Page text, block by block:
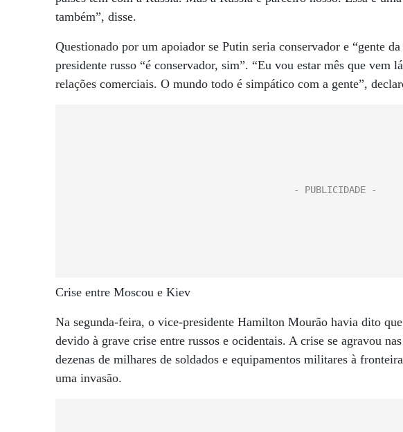
também”, disse.
Questionado por um apoiador se Putin seria conservador e “gente
presidente russo “é conservador, sim”. “Eu vou estar mês que vem
relações comerciais. O mundo todo é simpático com a gente”,
Crise entre Moscou e Kiev
Na segunda-feira, o vice-presidente Hamilton Mourão havia dito
devido à grave crise entre russos e ocidentais. A crise se agravou
dezenas de milhares de soldados e equipamentos militares à
uma invasão.